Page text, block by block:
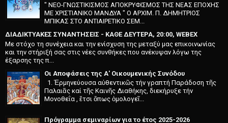
" ΝΕΟ-ΓΝΩΣΤΙΚΙΣΜΟΣ ΑΠΟΚΡΥΦΙΣΜΟΣ ΤΗΣ ΝΕΑΣ ΕΠΟΧΗΣ
ΜΕ ΧΡΙΣΤΙΑΝΙΚΟ ΜΑΝΔΥΑ " O APXIM. Π. ΔHMHTPIOΣ
MΠIKAΣ ΣTO ANTIAIPETIKO ΣEM...
ΔΙΑΔΙΚΤΥΑΚΕΣ ΣΥΝΑΝΤΗΣΕΙΣ - ΚΑΘΕ ΔΕΥΤΕΡΑ, 20:00, WEBEX
Με στόχο τη συνέχεια και την ενίσχυση της μεταξύ μας επικοινωνίας
και την στήριξή σας στις νέες συνθήκες που ανέκυψαν λόγω της
έξαρσης της π...
Οι Αποφάσεις της Α' Οικουμενικής Συνόδου
1. Ἑρμηνεύουσα αὐθεντικῶς τήν γραπτή Παράδοση τῆς
Παλαιᾶς καί τῆς Καινῆς Διαθήκης, διεκήρυξε τήν
Μονοθεΐα , ἔτσι ὅπως ὁμολογεῖ...
Πρόγραμμα σεμιναρίων για το έτος 2025-2026